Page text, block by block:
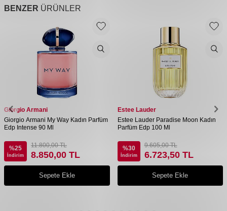
BENZER ÜRÜNLER
Giorgio Armani
Giorgio Armani My Way Kadın Parfüm
Edp Intense 90 Ml
%25
İndirim
11.800,00TL
8.850,00 TL
Sepete Ekle
Estee Lauder
Estee Lauder Paradise Moon Kadın
Parfüm Edp 100 Ml
%30
İndirim
9.605,00TL
6.723,50TL
Sepete Ekle